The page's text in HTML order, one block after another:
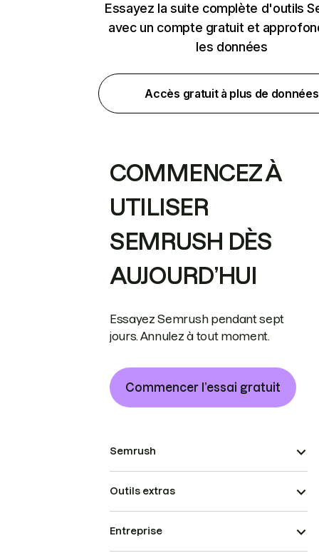
Essayez la suite complète d'outils
avec un compte gratuit et
les données
Accès gratuit à plus de données
COMMENCEZ À
UTILISER
SEMRUSH DÈS
AUJOURD’HUI
Essayez Semrush pendant sept
jours. Annulez à tout moment.
Commencer l’essai gratuit
Semrush
Outils extras
Entreprise